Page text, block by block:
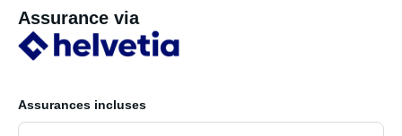
Assurance via
Assurances incluses